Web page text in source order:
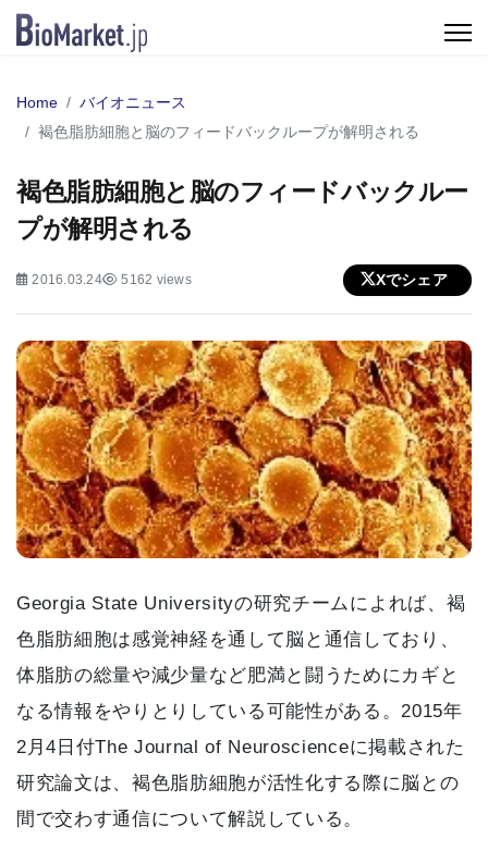
Home
バイオニュース
褐色脂肪細胞と脳のフィードバックループが解明される
褐色脂肪細胞と脳のフィードバックルー
プが解明される
2016.03.24 5162 views Xでシェア
Georgia State Universityの研究チームによれば、褐
色脂肪細胞は感覚神経を通して脳と通信しており、
体脂肪の総量や減少量など肥満と闘うためにカギと
なる情報をやりとりしている可能性がある。2015年
2月4日付The Journal of Neuroscienceに掲載された
研究論文は、褐色脂肪細胞が活性化する際に脳との
間で交わす通信について解説している。